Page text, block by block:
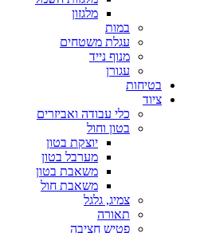
מלגזון
במות
עגלת משטחים
מנוף נייד
עגורן
בטיחות
ציוד
כלי עבודה ואביזרים
בטון וחול
יוצקת בטון
מערבל בטון
משאבת בטון
משאבת חול
צמיג, גלגל
תאורה
פטיש חציבה